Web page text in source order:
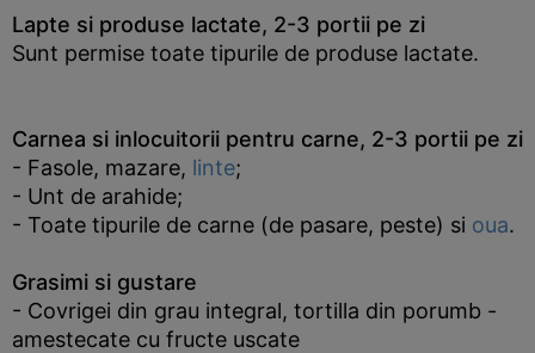
Lapte si produse lactate, 2-3 portii pe zi
Sunt permise toate tipurile de produse lactate.
Carnea si inlocuitorii pentru carne, 2-3 portii pe zi
- Fasole, mazare, linte;
- Unt de arahide;
- Toate tipurile de carne (de pasare, peste) si oua.
Grasimi si gustare
- Covrigei din grau integral, tortilla din porumb -
amestecate cu fructe uscate